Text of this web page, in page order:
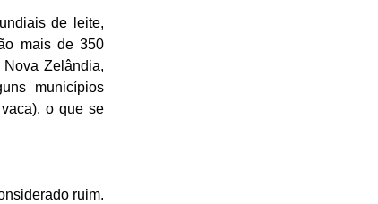
de leite,
mais de 350
Zelândia,
municípios
o que se
ruim.